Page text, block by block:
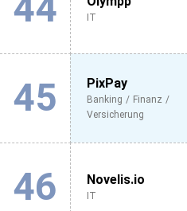
IT
45 PixPay
Banking / Finanz /
Versicherung
46 Novelis.io
IT